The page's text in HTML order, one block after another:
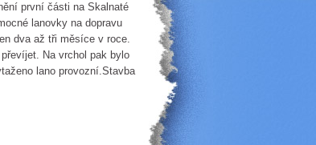
první části na Skalnaté
lanovky na dopravu
dva až tři měsíce v roce.
Na vrchol pak bylo
lano provozní.Stavba